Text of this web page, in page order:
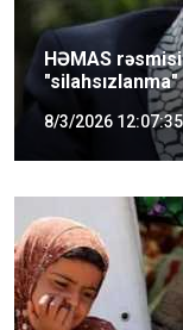
HƏMAS
8/3/2026 12:07:35